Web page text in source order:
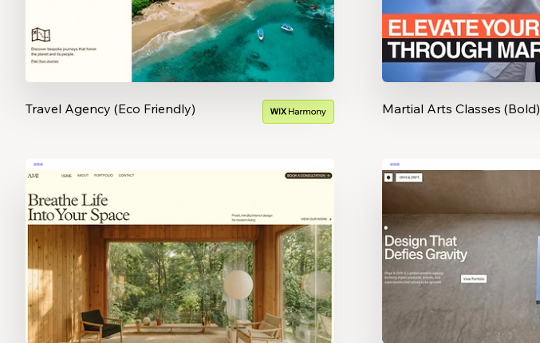
Travel Agency (Eco Friendly) Martial Arts Classes (Bold)